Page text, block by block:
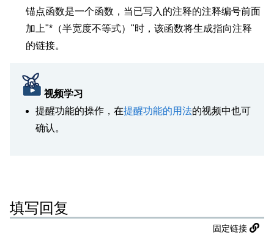
锚点函数是一个函数，当已写入的注释的注释编号前面
加上"*（半宽度不等式）"时，该函数将生成指向注释
的链接。
视频学习
提醒功能的操作，在提醒功能的用法的视频中也可
确认。
填写回复
固定链接